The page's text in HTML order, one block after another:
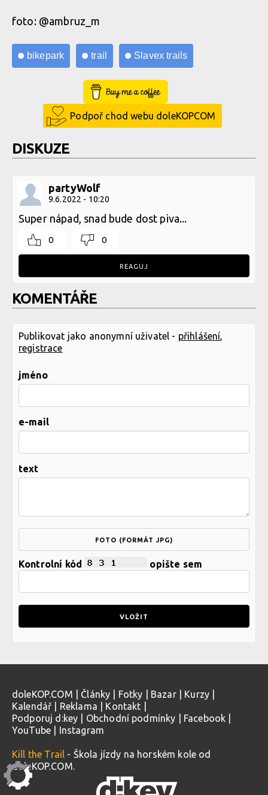
foto: @ambruz_m
bikepark trail Slavex trails
Buy Me a Coffee
Podpoř chod webu doleKOPCOM
DISKUZE
partyWolf
9.6.2022 - 10:20
Super nápad, snad bude dost piva...
0 0
REAGUJ
KOMENTÁŘE
Publikovat jako anonymní uživatel - přihlášení,
registrace
jméno
e-mail
text
FOTO (FORMÁT JPG)
Kontrolní kód opište sem
doleKOP.COM Články Fotky Bazar| Kurzy
Kalendář
Reklama Kontakt
Podporuj d:key
Obchodní podmínky Facebook
YouTube
Instagram
Kill the Trail - Škola jízdy na horském kole od
doleKOP.COM.